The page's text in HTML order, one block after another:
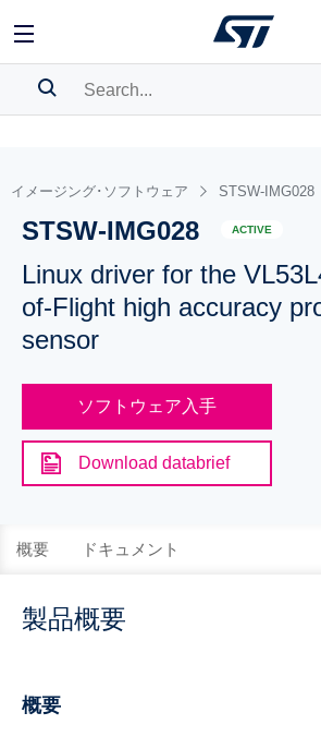
BOOKMARK
Pleaselog into show your saved
イメージング･ソフトウェア STSW-IMG028
STSW-IMG028 ACTIVE
Linux driver for the
of-Flight high accuracy
sensor
ソフトウェア入手
Download databrief
概要 ドキュメント
製品概要
概要